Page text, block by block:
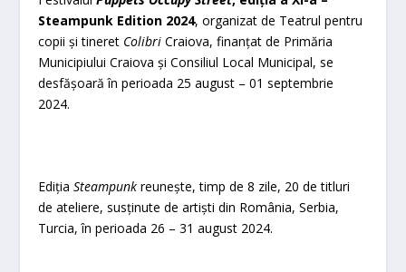
Steampunk Edition 2024, organizat de Teatrul pentru
copii și tineret Colibri Craiova, finanțat de Primăria
Municipiului Craiova și Consiliul Local Municipal, se
desfășoară în perioada 25 august – 01 septembrie
2024.
EdițiaSteampunk reunește, timp de 8 zile, 20 de titluri
de ateliere, susținute de artiști din România, Serbia,
Turcia, în perioada 26 – 31 august 2024.